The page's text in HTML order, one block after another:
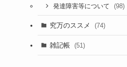
発達障害等について (98)
究万のススメ (74)
雑記帳 (51)